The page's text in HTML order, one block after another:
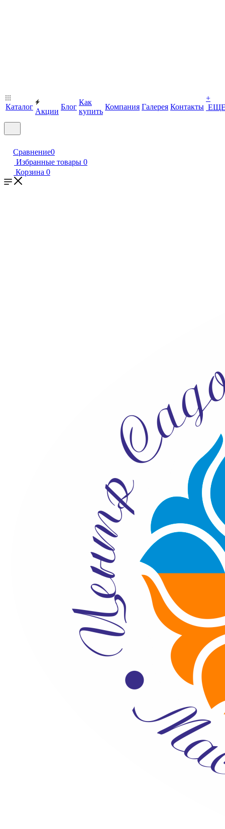
Каталог
Акции
Блог
Как
купить
Компания Галерея Контакты
+
Сравнение0
Избранные товары 0
Корзина 0